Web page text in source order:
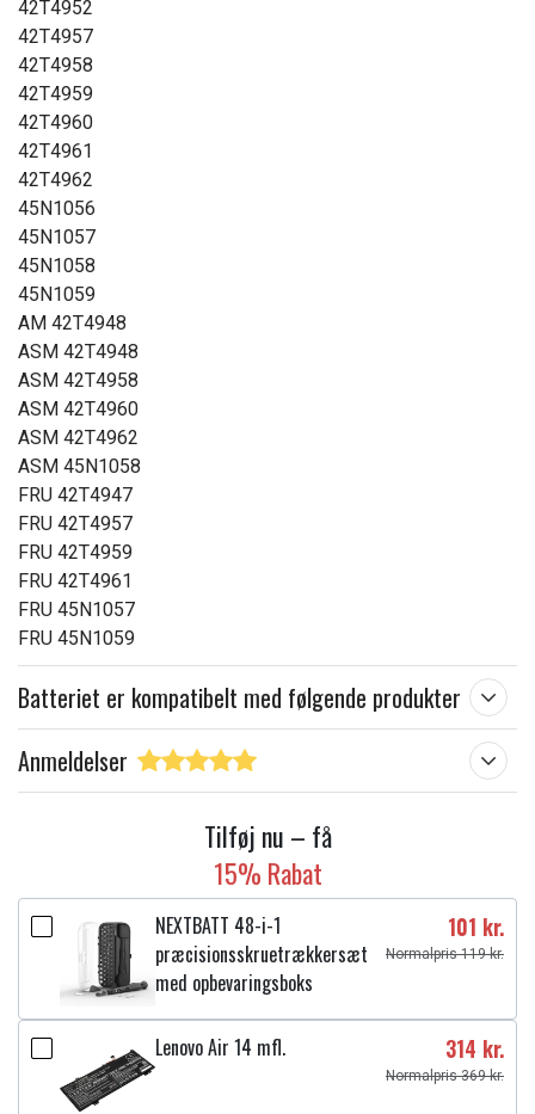
42T4952
42T4957
42T4958
42T4959
42T4960
42T4961
42T4962
45N1056
45N1057
45N1058
45N1059
AM 42T4948
ASM 42T4948
ASM 42T4958
ASM 42T4960
ASM 42T4962
ASM 45N1058
FRU 42T4947
FRU 42T4957
FRU 42T4959
FRU 42T4961
FRU 45N1057
FRU 45N1059
Batteriet er kompatibelt med følgende produkter
Anmeldelser
Tilføj nu – få
15% Rabat
NEXTBATT 48-i-1
præcisionsskruetrækkersæt
med opbevaringsboks
101 kr.
Normalpris 119 kr.
Lenovo Air 14 mfl. 314 kr.
Normalpris 369 kr.